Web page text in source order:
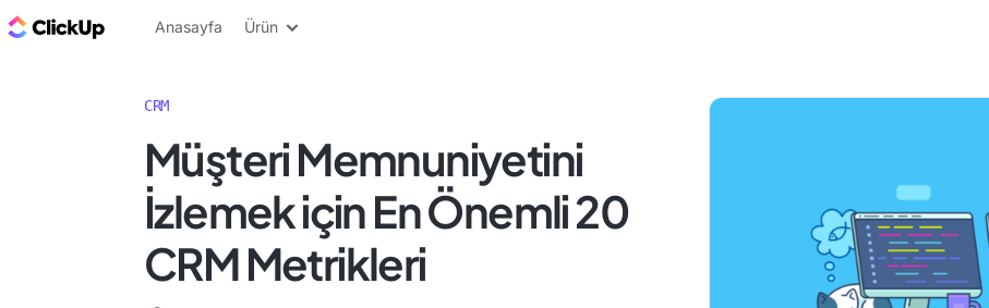
ClickUp Blog
Anasayfa Ürün
CRM
Müşteri Memnuniyetini
İzlemek için En Önemli 20
CRM Metrikleri